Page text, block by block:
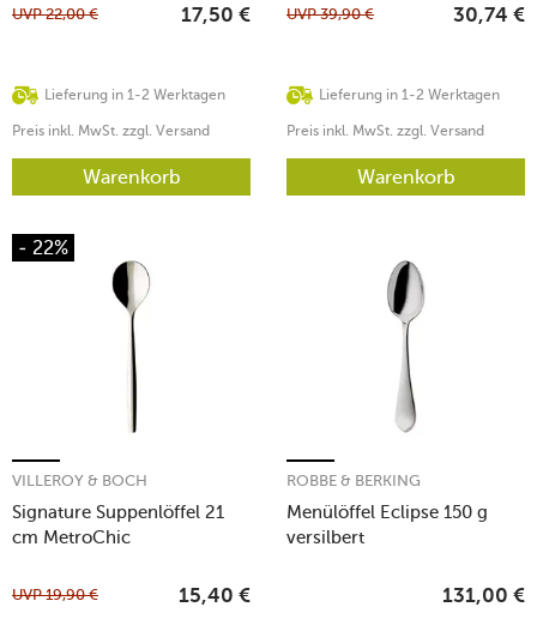
Lieferung in 1-2 Werktagen
UVP22,00 € 17,50 €
Preis inkl. MwSt. zzgl. Versand
Warenkorb
Lieferung in 1-2 Werktagen
UVP39,90 € 30,74 €
Preis inkl. MwSt. zzgl. Versand
Warenkorb
- 22%
Signature Suppenlöffel 21
cm MetroChic
VILLEROY & BOCH
UVP19,90 € 15,40 €
Menülöffel Eclipse 150 g
versilbert
ROBBE & BERKING
131,00 €